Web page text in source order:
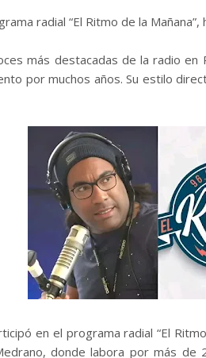
radial “El Ritmo de la
más destacadas de la radio en
por muchos años. Su estilo
en el programa radial “El
donde labora por más de